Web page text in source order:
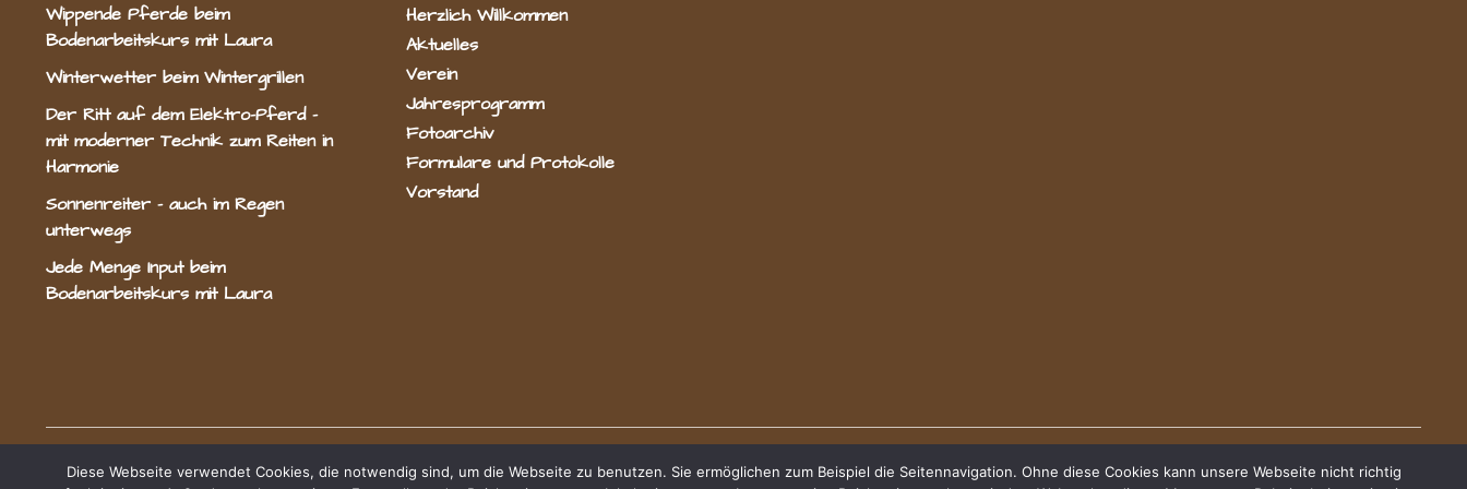
Wippende Pferde beim
Bodenarbeitskurs mit Laura
Winterwetter beim Wintergrillen
Der Ritt auf dem Elektro-Pferd –
mit moderner Technik zum Reiten in
Harmonie
Sonnenreiter – auch im Regen
unterwegs
Jede Menge Input beim
Bodenarbeitskurs mit Laura
Herzlich Willkommen
Aktuelles
Verein
Jahresprogramm
Fotoarchiv
Formulare und Protokolle
Vorstand
Radevormwald e.V.
Diese Webseite verwendet Cookies, die notwendig sind, um die Webseite zu benutzen. Sie ermöglichen zum Beispiel die Seitennavigation. Ohne diese Cookies kann unsere Webseite nicht richtig